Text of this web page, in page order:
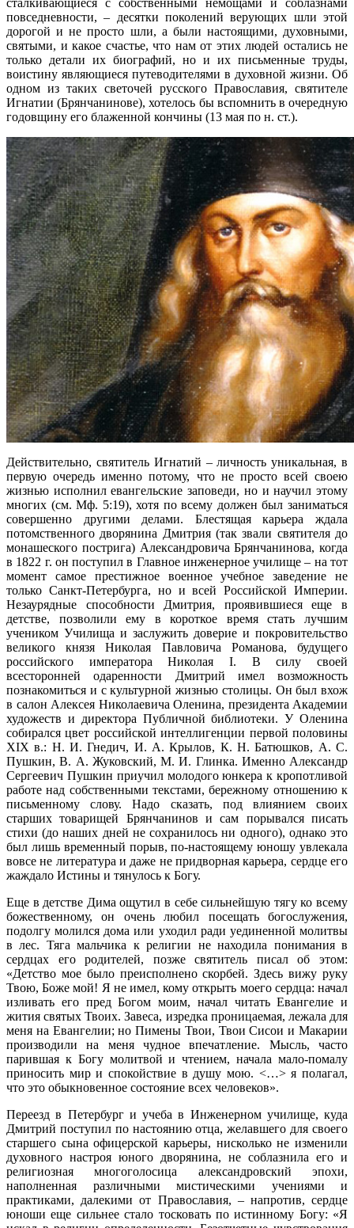
повседневности, – десятки поколений верующих шли этой
дорогой и не просто шли, а были настоящими, духовными,
святыми, и какое счастье, что нам от этих людей остались не
только детали их биографий, но и их письменные труды,
воистину являющиеся путеводителями в духовной жизни. Об
одном из таких светочей русского Православия, святителе
Игнатии (Брянчанинове), хотелось бы вспомнить в очередную
годовщину его блаженной кончины (13 мая по н. ст.).
Действительно, святитель Игнатий – личность уникальная, в
первую очередь именно потому, что не просто всей своею
жизнью исполнил евангельские заповеди, но и научил этому
многих (см. Мф. 5:19), хотя по всему должен был заниматься
совершенно другими делами. Блестящая карьера ждала
потомственного дворянина Дмитрия (так звали святителя до
монашеского пострига) Александровича Брянчанинова, когда
в 1822 г. он поступил в Главное инженерное училище – на тот
момент самое престижное военное учебное заведение не
только Санкт-Петербурга, но и всей Российской Империи.
Незаурядные способности Дмитрия, проявившиеся еще в
детстве, позволили ему в короткое время стать лучшим
учеником Училища и заслужить доверие и покровительство
великого князя Николая Павловича Романова, будущего
российского императора Николая I. В силу своей
всесторонней одаренности Дмитрий имел возможность
познакомиться и с культурной жизнью столицы. Он был вхож
в салон Алексея Николаевича Оленина, президента Академии
художеств и директора Публичной библиотеки. У Оленина
собирался цвет российской интеллигенции первой половины
XIX в.: Н. И. Гнедич, И. А. Крылов, К. Н. Батюшков, А. С.
Пушкин, В. А. Жуковский, М. И. Глинка. Именно Александр
Сергеевич Пушкин приучил молодого юнкера к кропотливой
работе над собственными текстами, бережному отношению к
письменному слову. Надо сказать, под влиянием своих
старших товарищей Брянчанинов и сам порывался писать
стихи (до наших дней не сохранилось ни одного), однако это
был лишь временный порыв, по-настоящему юношу увлекала
вовсе не литература и даже не придворная карьера, сердце его
жаждало Истины и тянулось к Богу.
Еще в детстве Дима ощутил в себе сильнейшую тягу ко всему
божественному, он очень любил посещать богослужения,
подолгу молился дома или уходил ради уединенной молитвы
в лес. Тяга мальчика к религии не находила понимания в
сердцах его родителей, позже святитель писал об этом:
«Детство мое было преисполнено скорбей. Здесь вижу руку
Твою, Боже мой! Я не имел, кому открыть моего сердца: начал
изливать его пред Богом моим, начал читать Евангелие и
жития святых Твоих. Завеса, изредка проницаемая, лежала для
меня на Евангелии; но Пимены Твои, Твои Сисои и Макарии
производили на меня чудное впечатление. Мысль, часто
парившая к Богу молитвой и чтением, начала мало-помалу
приносить мир и спокойствие в душу мою. <…> я полагал,
что это обыкновенное состояние всех человеков».
Переезд в Петербург и учеба в Инженерном училище, куда
Дмитрий поступил по настоянию отца, желавшего для своего
старшего сына офицерской карьеры, нисколько не изменили
духовного настроя юного дворянина, не соблазнила его и
религиозная многоголосица александровский эпохи,
наполненная различными мистическими учениями и
практиками, далекими от Православия, – напротив, сердце
юноши еще сильнее стало тосковать по истинному Богу: «Я